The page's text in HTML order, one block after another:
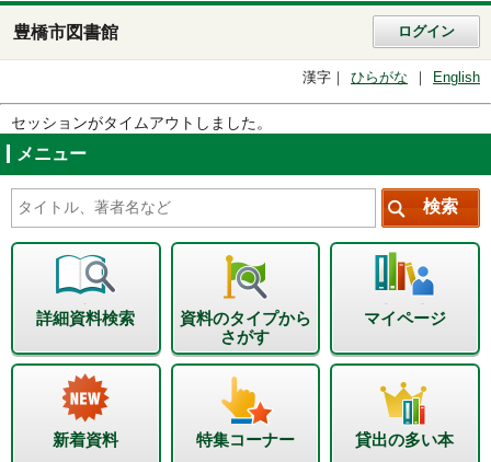
豊橋市図書館 ログイン
漢字 ひらがな English
セッションがタイムアウトしました。
メニュー
詳細資料検索
資料のタイプから
さがす
マイページ
新着資料 特集コーナー 貸出の多い本